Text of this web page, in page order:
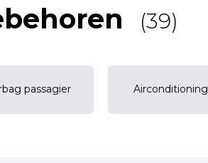
(39)
passagier Airconditioning